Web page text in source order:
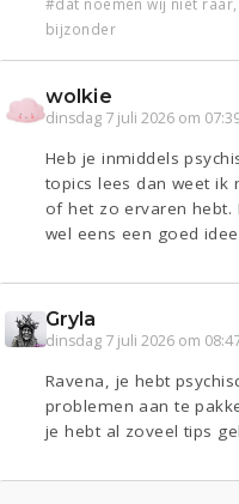
bijzonder
wolkie
dinsdag 7 juli 2026 om
Heb je inmiddels
topics lees dan weet ik
of het zo ervaren hebt.
wel eens een goed
Gryla
dinsdag 7 juli 2026 om
Ravena, je hebt
problemen aan te
je hebt al zoveel tips